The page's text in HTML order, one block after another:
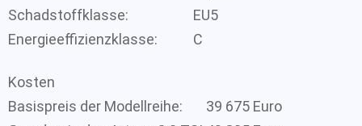
Schadstoffklasse:
EU5
Energieeffizienzklasse:
C
Kosten
Basispreis der Modellreihe:
39 675 Euro